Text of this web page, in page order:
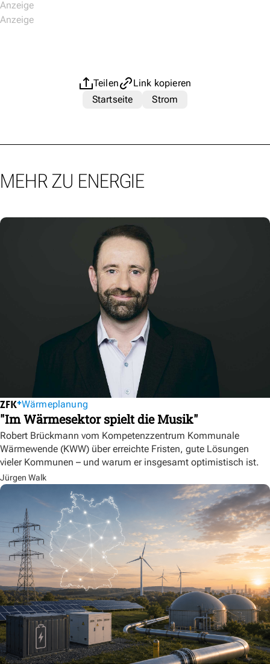
Teilen
Link kopieren
Startseite
Strom
MEHR ZU ENERGIE
Wärmeplanung
"Im Wärmesektor spielt die Musik"
Robert Brückmann vom Kompetenzzentrum Kommunale
Wärmewende (KWW) über erreichte Fristen, gute Lösungen
vieler Kommunen – und warum er insgesamt optimistisch ist.
Jürgen Walk